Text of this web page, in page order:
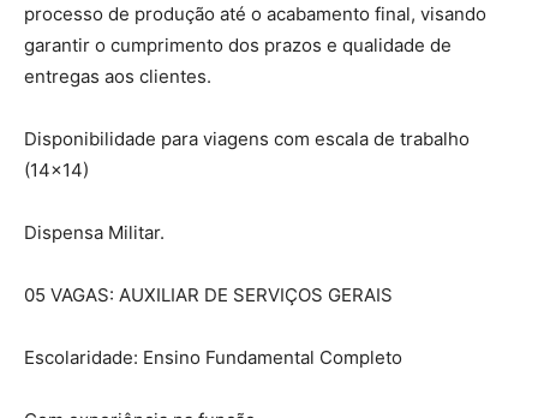
processo de produção até o acabamento final, visando
garantir o cumprimento dos prazos e qualidade de
entregas aos clientes.
Disponibilidade para viagens com escala de trabalho
(14×14)
Dispensa Militar.
05 VAGAS: AUXILIAR DE SERVIÇOS GERAIS
Escolaridade: Ensino Fundamental Completo